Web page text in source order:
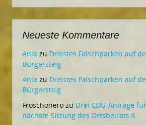
Neueste Kommentare
Ania zu Dreistes Falschparken auf
Bürgersteig
Ania zu Dreistes Falschparken auf
Bürgersteig
Froschonero zu Drei CDU-Anträge
nächste Sitzung des Ortsbeirats 6